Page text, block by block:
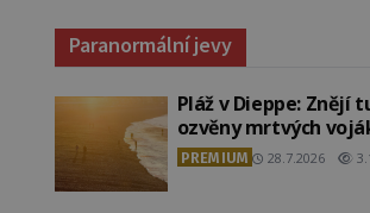
Paranormální jevy
Pláž v Dieppe: Znějí
ozvěny mrtvých
PREMIUM 28.7.2026